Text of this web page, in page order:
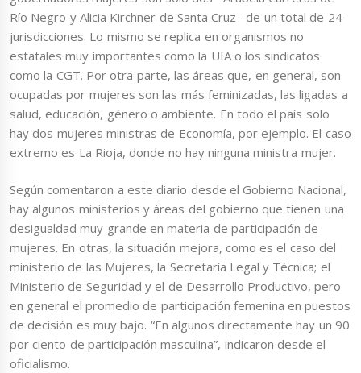
Río Negro y Alicia Kirchner de Santa Cruz– de un total de 24
jurisdicciones. Lo mismo se replica en organismos no
estatales muy importantes como la UIA o los sindicatos
como la CGT. Por otra parte, las áreas que, en general, son
ocupadas por mujeres son las más feminizadas, las ligadas a
salud, educación, género o ambiente. En todo el país solo
hay dos mujeres ministras de Economía, por ejemplo. El caso
extremo es La Rioja, donde no hay ninguna ministra mujer.
Según comentaron a este diario desde el Gobierno Nacional,
hay algunos ministerios y áreas del gobierno que tienen una
desigualdad muy grande en materia de participación de
mujeres. En otras, la situación mejora, como es el caso del
ministerio de las Mujeres, la Secretaría Legal y Técnica; el
Ministerio de Seguridad y el de Desarrollo Productivo, pero
en general el promedio de participación femenina en puestos
de decisión es muy bajo. “En algunos directamente hay un 90
por ciento de participación masculina”, indicaron desde el
oficialismo.